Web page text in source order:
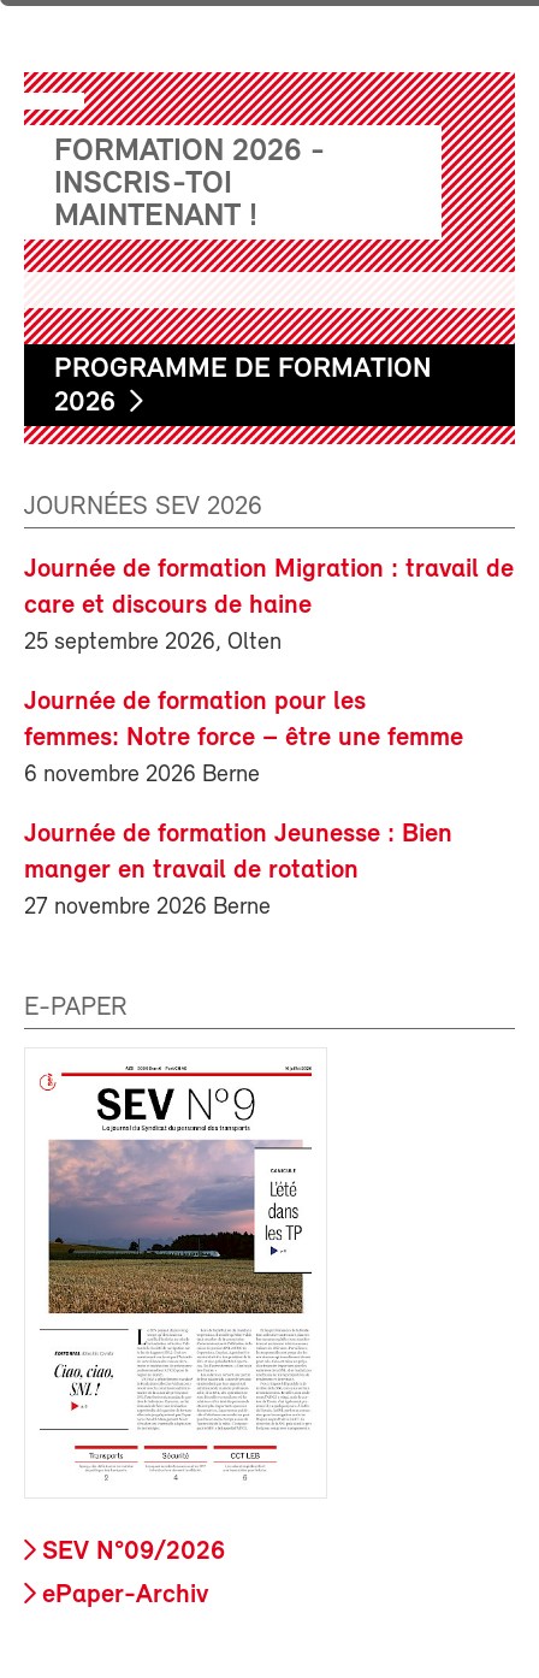
FORMATION 2026 -
INSCRIS-TOI
MAINTENANT !
PROGRAMME DE FORMATION
2026
JOURNÉES SEV 2026
Journée de formation Migration : travail de
care et discours de haine
25 septembre 2026, Olten
Journée de formation pour les
femmes: Notre force – être une femme
6 novembre 2026 Berne
Journée de formation Jeunesse : Bien
manger en travail de rotation
27 novembre 2026 Berne
E-PAPER
SEV N°09/2026
ePaper-Archiv